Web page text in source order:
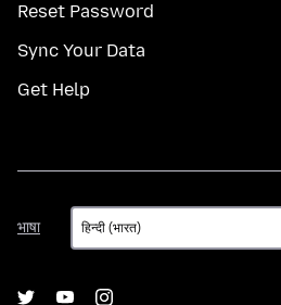
Reset Password
Sync Your Data
Get Help
भाषा
भाषा